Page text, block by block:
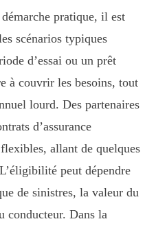
pratique, il est
scénarios typiques
d’essai ou un prêt
à couvrir les besoins, tout
lourd. Des partenaires
d’assurance
allant de quelques
peut dépendre
de sinistres, la valeur du
conducteur. Dans la